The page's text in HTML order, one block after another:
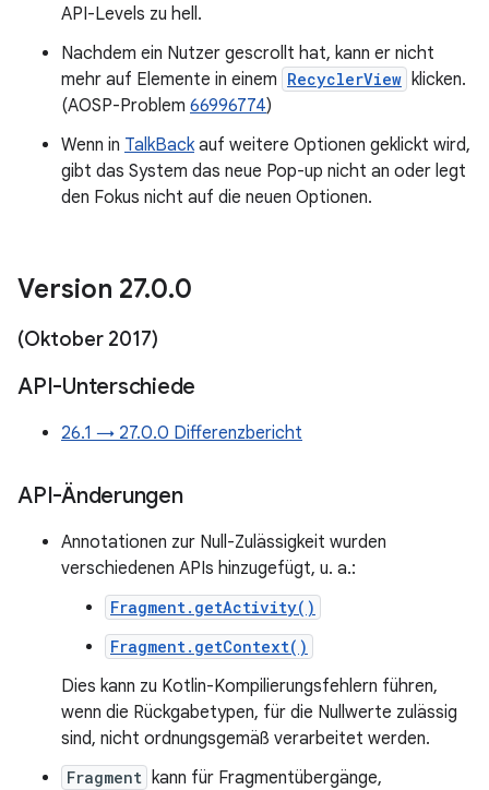
API-Levels zu hell.
Nachdem ein Nutzer gescrollt hat, kann er nicht
mehr auf Elemente in einem RecyclerView klicken.
(AOSP-Problem 66996774)
Wenn in TalkBackauf weitere Optionen geklickt wird,
gibt das System das neue Pop-up nicht an oder legt
den Fokus nicht auf die neuen Optionen.
Version 27.0.0
(Oktober 2017)
API-Unterschiede
26.1 → 27.0.0 Differenzbericht
API-Änderungen
Annotationen zur Null-Zulässigkeit wurden
verschiedenen APIs hinzugefügt, u. a.:
Fragment.getActivity()
Fragment.getContext()
Dies kann zu Kotlin-Kompilierungsfehlern führen,
wenn die Rückgabetypen, für die Nullwerte zulässig
sind, nicht ordnungsgemäß verarbeitet werden.
Fragment kann für Fragmentübergänge,